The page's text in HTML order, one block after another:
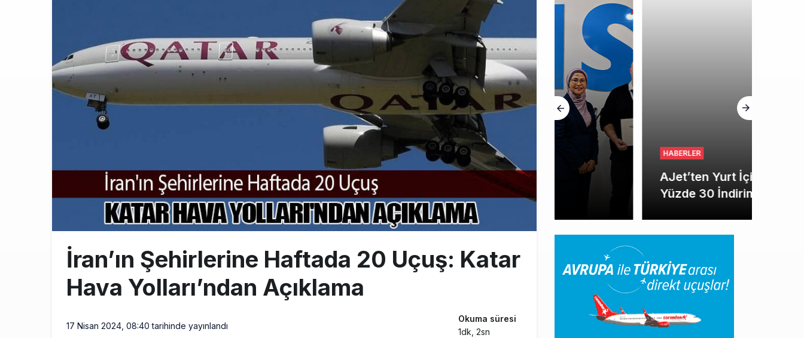
Üniversite adayı avlanma ve aldanma! Yazıcıoğlu Kazası 19 yıl sonra sil baştan SHGM yönetiminin hiç mi kusuru yok?
22:26 ASELSAN’ın 6 aylık hasılatı 88,5 milyar TL’ye ulaştı
21:45 THY’de üst düzey atama: Ahmet Esat Hızır kritik göreve getirildi
İran’ın Şehirlerine Haftada 20 Uçuş: Katar
Hava Yolları’ndan Açıklama
17 Nisan 2024, 08:40 tarihinde yayınlandı
Okuma süresi
1dk, 2sn
HABERLER
AJet’ten Yurt İçi Biletlerde
Yüzde 30 İndirim